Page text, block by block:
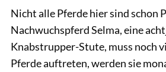
Nicht alle Pferde hier sind schon
Nachwuchspferd Selma, eine
Knabstrupper-Stute, muss noch
Pferde auftreten, werden sie